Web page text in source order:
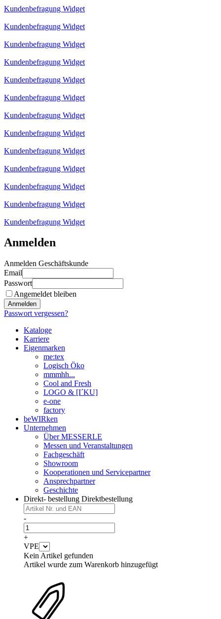
Kundenbefragung Widget
Kundenbefragung Widget
Kundenbefragung Widget
Kundenbefragung Widget
Kundenbefragung Widget
Kundenbefragung Widget
Kundenbefragung Widget
Kundenbefragung Widget
Kundenbefragung Widget
Kundenbefragung Widget
Kundenbefragung Widget
Kundenbefragung Widget
Kundenbefragung Widget
Anmelden
Anmelden Geschäftskunde
Email
Passwort
Angemeldet bleiben
Anmelden
Passwort vergessen?
Kataloge
Karriere
Eigenmarken
me:tex
Logisch Öko
mmmhh...
Cool and Fresh
LOGO & [I´KU]
e-one
factory
beWIRken
Unternehmen
Über MESSERLE
Messen und Veranstaltungen
Fachgeschäft
Showroom
Kooperationen und Servicepartner
Ansprechpartner
Geschichte
Direkt- bestellung Direktbestellung
-
+
VPE
Kein Artikel gefunden
Artikel wurde zum Warenkorb hinzugefügt